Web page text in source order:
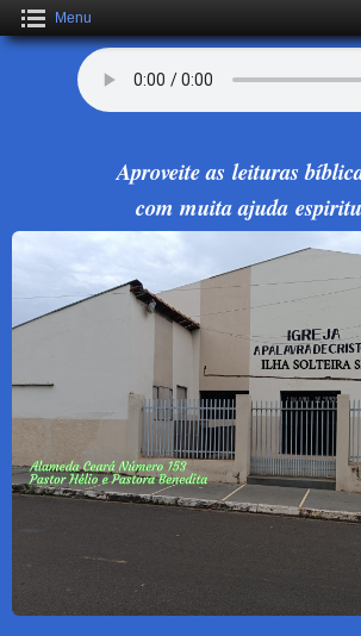
Menu
Aproveite as leituras
com muita ajuda